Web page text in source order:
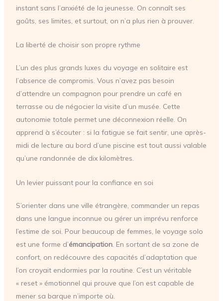
instant sans l’anxiété de la jeunesse. On connaît ses
goûts, ses limites, et surtout, on n’a plus rien à prouver.
La liberté de choisir son propre rythme
L’un des plus grands luxes du voyage en solitaire est
l’absence de compromis. Vous n’avez pas besoin
d’attendre un compagnon pour prendre un café en
terrasse ou de négocier la visite d’un musée. Cette
autonomie totale permet une déconnexion réelle. On
apprend à s’écouter : si la fatigue se fait sentir, une après-
midi de lecture au bord d’une piscine est tout aussi valable
qu’une randonnée de dix kilomètres.
Un levier puissant pour la confiance en soi
S’orienter dans une ville étrangère, commander un repas
dans une langue inconnue ou gérer un imprévu renforce
l’estime de soi. Pour beaucoup de femmes, le voyage solo
est une forme d’émancipation. En sortant de sa zone de
confort, on redécouvre des capacités d’adaptation que
l’on croyait endormies par la routine. C’est un véritable
« reset » émotionnel qui prouve que l’on est capable de
mener sa barque n’importe où.